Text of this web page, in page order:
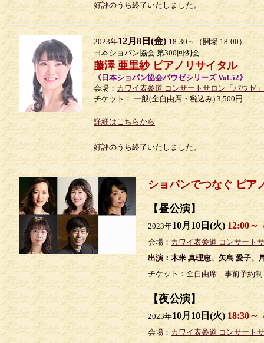
好評のうち終了いたしました。
2023年12月8日(金) 18:30～（開場 18:00）
日本ショパン協会 第300回例会
藤澤 亜里紗 ピアノリサイタル
《日本ショパン協会パウゼシリーズ Vol.52》
会場： カワイ表参道 コンサートサロン「パウゼ」
チケット： 一般(全自由席・税込み) 3,500円
詳細はこちらから
好評のうち終了いたしました。
ショパンでつなぐ ピア
【昼公演】
2023年10月10日(火) 12:00～
会場： カワイ表参道 コンサート
出演：木米 真理恵、矢島 愛子、
チケット：全自由席 事前予約
【夜公演】
2023年10月10日(火) 18:30～
会場： カワイ表参道 コンサート